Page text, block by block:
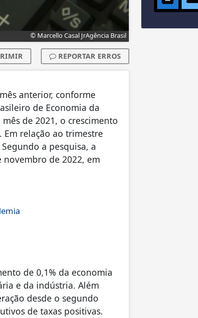
© Marcello Casal JrAgência Brasil
REPORTAR ERROS
anterior, conforme
de Economia da
de 2021, o crescimento
Em relação ao trimestre
a pesquisa, a
de 2022, em
de 0,1% da economia
e da indústria. Além
desde o segundo
de taxas positivas.